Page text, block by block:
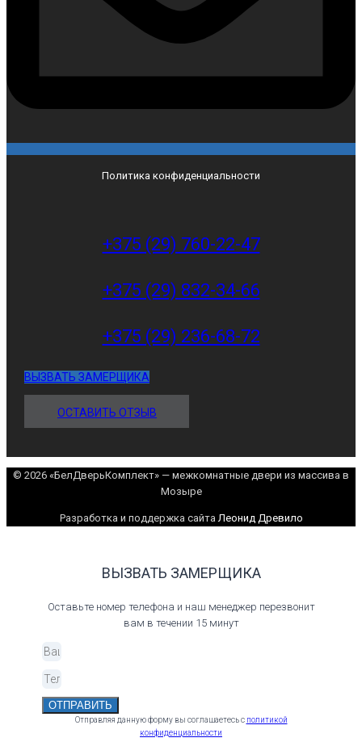
Политика конфиденциальности
+375 (29) 760-22-47
+375 (29) 832-34-66
+375 (29) 236-68-72
ВЫЗВАТЬ ЗАМЕРЩИКА
ОСТАВИТЬ ОТЗЫВ
© 2026 «БелДверьКомплект» — межкомнатные двери из массива в
Мозыре
Разработка и поддержка сайта Леонид Древило
ВЫЗВАТЬ ЗАМЕРЩИКА
Оставьте номер телефона и наш менеджер перезвонит
вам в течении 15 минут
ОТПРАВИТЬ
Отправляя данную форму вы соглашаетесь с политикой
конфиденциальности